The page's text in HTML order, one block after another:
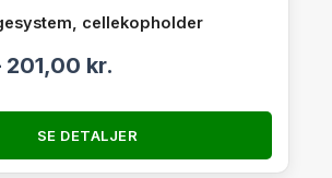
cellekopholder
201,00 kr.
SE DETALJER